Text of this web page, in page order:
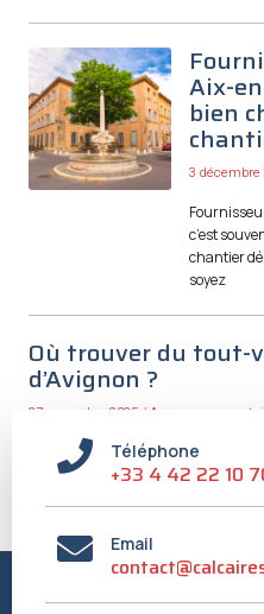
Aix-
bien
3 décembre
c’est
chantier
soyez
Où trouver du tout-
d’Avignon ?
27 novembre 2025
Aucun
Trouver où trouver du tout-venant
question fréquente dès qu’on
Téléphone
+33 4 42 22 10
Email